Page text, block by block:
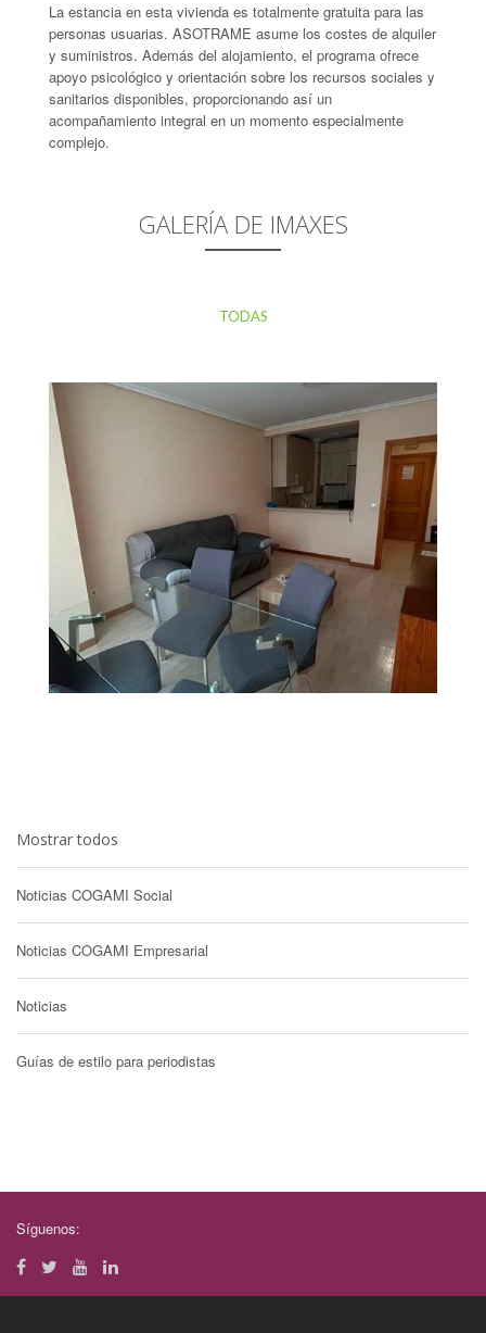
La estancia en esta vivienda es totalmente gratuita para las
personas usuarias. ASOTRAME asume los costes de alquiler
y suministros. Además del alojamiento, el programa ofrece
apoyo psicológico y orientación sobre los recursos sociales y
sanitarios disponibles, proporcionando así un
acompañamiento integral en un momento especialmente
complejo.
GALERÍA DE IMAXES
TODAS
Mostrar todos
Noticias COGAMI Social
Noticias COGAMI Empresarial
Noticias
Guías de estilo para periodistas
Síguenos: